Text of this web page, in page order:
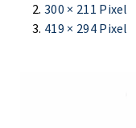
300 × 211 Pixel
419 × 294 Pixel